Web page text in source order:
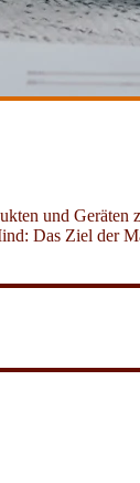
und
Das Ziel der